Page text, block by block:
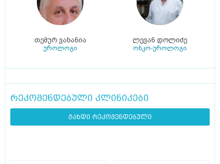
თემურ ვახანია
უროლოგი
ლევან დოლიძე
ონკო-უროლოგი
რეკომენდებული კლინიკები
გახდი რეკომენდებული